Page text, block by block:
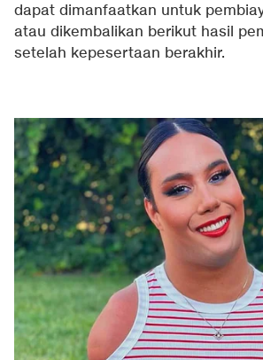
dapat dimanfaatkan untuk
atau dikembalikan berikut hasil
setelah kepesertaan berakhir.